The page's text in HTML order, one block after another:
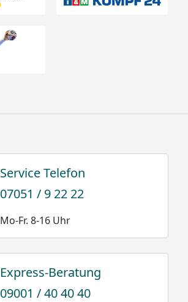
Service Telefon
07051 / 9 22 22
Mo-Fr. 8-16 Uhr
Express-Beratung
09001 / 40 40 40